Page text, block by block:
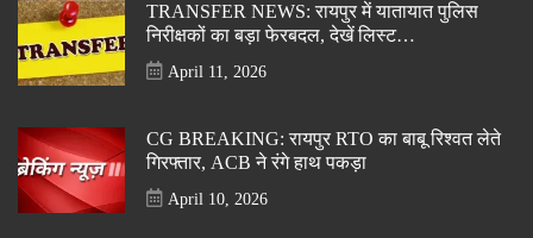
TRANSFER NEWS: रायपुर में यातायात पुलिस
निरीक्षकों का बड़ा फेरबदल, देखें लिस्ट…
April 11, 2026
CG BREAKING: रायपुर RTO का बाबू रिश्वत लेते
गिरफ्तार, ACB ने रंगे हाथ पकड़ा
April 10, 2026